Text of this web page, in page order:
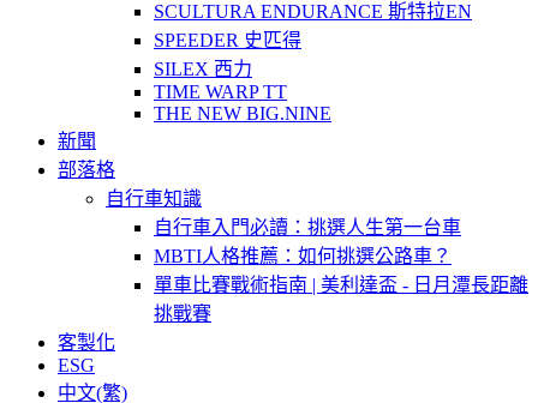
SCULTURA ENDURANCE 斯特拉EN
SPEEDER 史匹得
SILEX 西力
TIME WARP TT
THE NEW BIG.NINE
新聞
部落格
自行車知識
自行車入門必讀：挑選人生第一台車
MBTI人格推薦：如何挑選公路車？
單車比賽戰術指南 | 美利達盃 - 日月潭長距離
挑戰賽
客製化
ESG
中文(繁)